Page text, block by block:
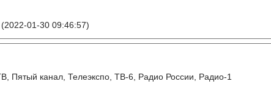
(2022-01-30 09:46:57)
Пятый канал, Телеэкспо, ТВ-6, Радио России, Радио-1